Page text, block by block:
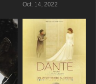
Oct. 14, 2022